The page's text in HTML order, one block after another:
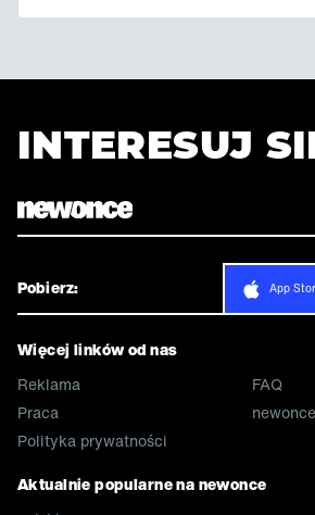
INTERESUJ
Pobierz: App
Więcej linków od nas
Reklama
Praca
Polityka prywatności
FAQ
Aktualnie popularne na newonce